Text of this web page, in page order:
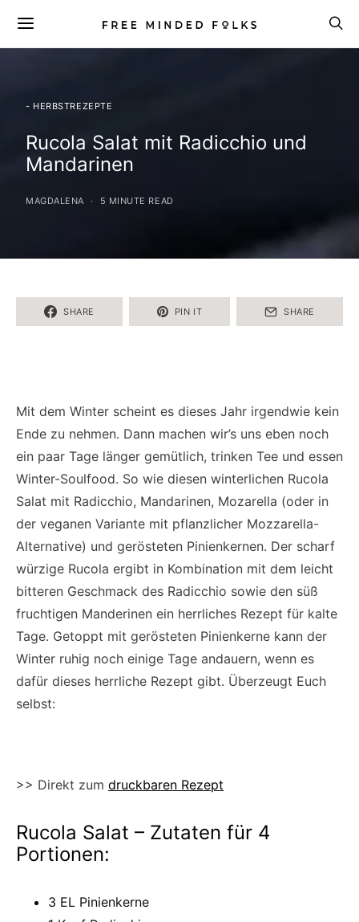
- HERBSTREZEPTE
Rucola Salat mit Radicchio und
Mandarinen
MAGDALENA 5 MINUTE READ
SHARE PIN IT SHARE
Mit dem Winter scheint es dieses Jahr irgendwie kein
Ende zu nehmen. Dann machen wir’s uns eben noch
ein paar Tage länger gemütlich, trinken Tee und essen
Winter-Soulfood. So wie diesen winterlichen Rucola
Salat mit Radicchio, Mandarinen, Mozarella (oder in
der veganen Variante mit pflanzlicher Mozzarella-
Alternative) und gerösteten Pinienkernen. Der scharf
würzige Rucola ergibt in Kombination mit dem leicht
bitteren Geschmack des Radicchio sowie den süß
fruchtigen Manderinen ein herrliches Rezept für kalte
Tage. Getoppt mit gerösteten Pinienkerne kann der
Winter ruhig noch einige Tage andauern, wenn es
dafür dieses herrliche Rezept gibt. Überzeugt Euch
selbst:
>> Direkt zum druckbaren Rezept
Rucola Salat – Zutaten für 4
Portionen:
3 EL Pinienkerne